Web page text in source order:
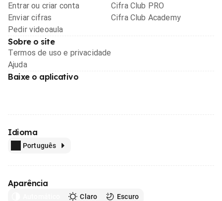
Entrar ou criar conta
Enviar cifras
Pedir videoaula
Cifra Club PRO
Cifra Club Academy
Sobre o site
Termos de uso e privacidade
Ajuda
Baixe o aplicativo
Idioma
Português
Aparência
Claro Escuro